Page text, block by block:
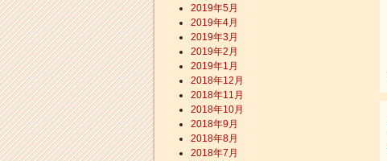
2019年5月
2019年4月
2019年3月
2019年2月
2019年1月
2018年12月
2018年11月
2018年10月
2018年9月
2018年8月
2018年7月